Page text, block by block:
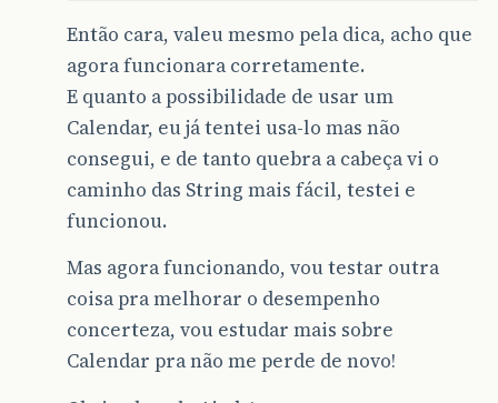
Então cara, valeu mesmo pela dica, acho que
agora funcionara corretamente.
E quanto a possibilidade de usar um
Calendar, eu já tentei usa-lo mas não
consegui, e de tanto quebra a cabeça vi o
caminho das String mais fácil, testei e
funcionou.
Mas agora funcionando, vou testar outra
coisa pra melhorar o desempenho
concerteza, vou estudar mais sobre
Calendar pra não me perde de novo!